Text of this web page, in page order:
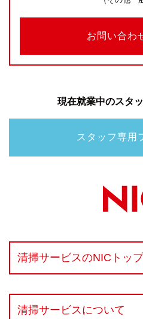
お問い合わ
現在就業中のスタ
スタッフ専用
清掃サービスのNICトッ
清掃サービスについて